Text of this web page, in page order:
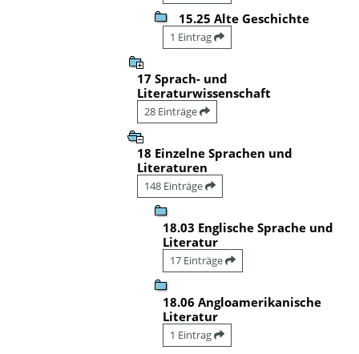
15.25 Alte Geschichte
1 Eintrag
17 Sprach- und
Literaturwissenschaft
28 Einträge
18 Einzelne Sprachen und
Literaturen
148 Einträge
18.03 Englische Sprache und
Literatur
17 Einträge
18.06 Angloamerikanische
Literatur
1 Eintrag